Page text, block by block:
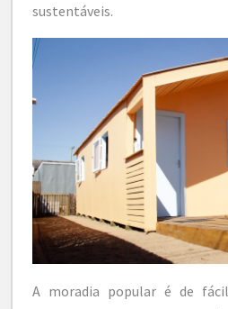
sustentáveis.
A moradia popular é de